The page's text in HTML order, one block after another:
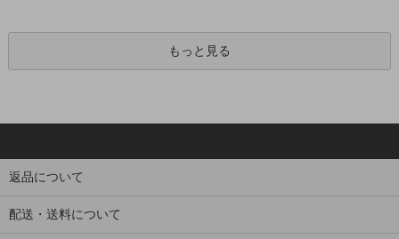
もっと見る
返品について
配送・送料について